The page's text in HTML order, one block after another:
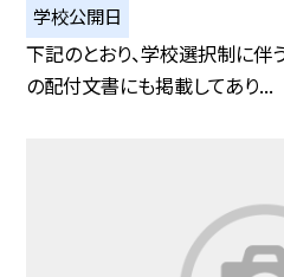
学校公開日
下記のとおり、学校選択制に伴
の配付文書にも掲載してあり...